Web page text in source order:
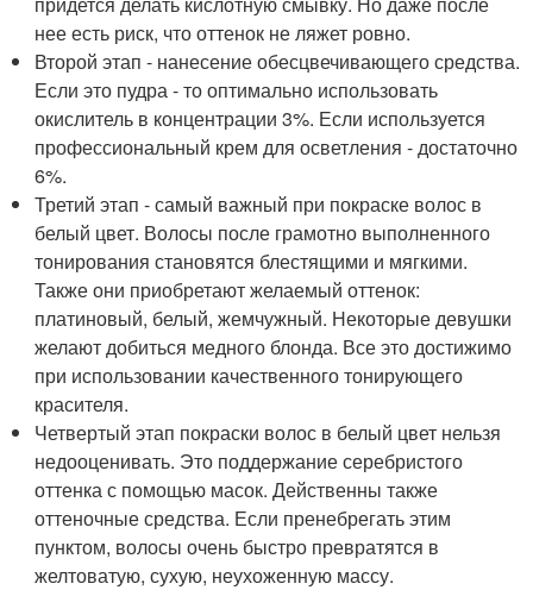
нее есть риск, что оттенок не ляжет ровно.
Второй этап - нанесение обесцвечивающего средства.
Если это пудра - то оптимально использовать
окислитель в концентрации 3%. Если используется
профессиональный крем для осветления - достаточно
6%.
Третий этап - самый важный при покраске волос в
белый цвет. Волосы после грамотно выполненного
тонирования становятся блестящими и мягкими.
Также они приобретают желаемый оттенок:
платиновый, белый, жемчужный. Некоторые девушки
желают добиться медного блонда. Все это достижимо
при использовании качественного тонирующего
красителя.
Четвертый этап покраски волос в белый цвет нельзя
недооценивать. Это поддержание серебристого
оттенка с помощью масок. Действенны также
оттеночные средства. Если пренебрегать этим
пунктом, волосы очень быстро превратятся в
желтоватую, сухую, неухоженную массу.